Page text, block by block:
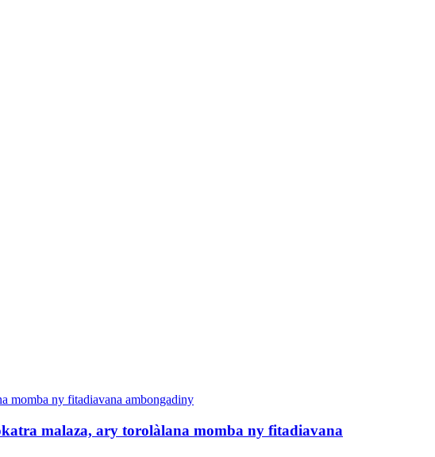
malaza, ary torolàlana momba ny fitadiavana